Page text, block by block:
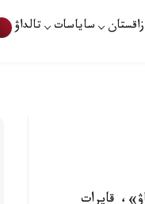
ساياسات تالداۋ